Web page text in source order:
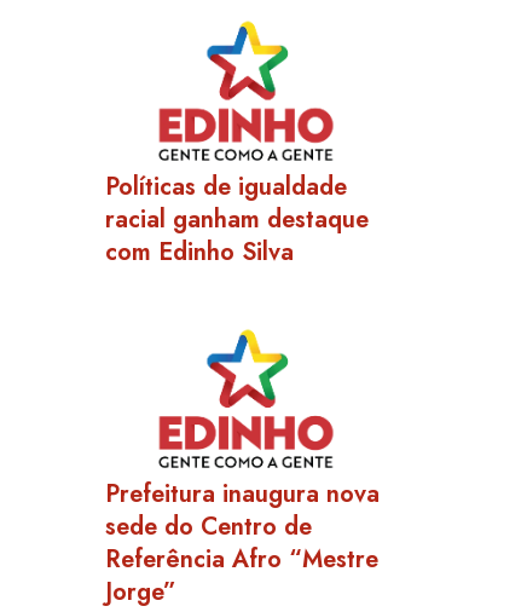
Políticas de igualdade
racial ganham destaque
com Edinho Silva
Prefeitura inaugura nova
sede do Centro de
Referência Afro “Mestre
Jorge”